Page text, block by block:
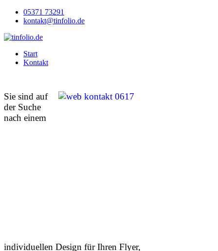
05371 73291
kontakt@tinfolio.de
Start
Kontakt
Sie sind auf
der Suche
nach einem
individuellen Design für Ihren Flyer,